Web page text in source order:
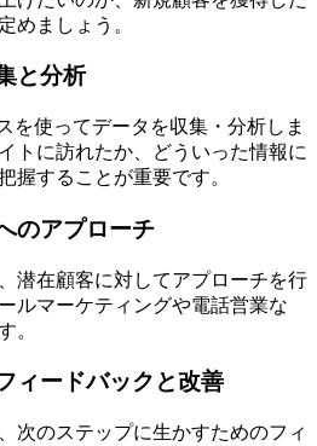
めましょう。
と分析
を使ってデータを収集・分析しま
トに訪れたか、どういった情報に
握することが重要です。
のアプローチ
潜在顧客に対してアプローチを行
ルマーケティングや電話営業な
。
ィードバックと改善
次のステップに生かすためのフィ